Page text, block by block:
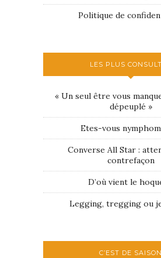
Politique de
LES PLUS
« Un seul être vous
dépeuplé »
Etes-vous
Converse All Star :
contrefaçon
D’où vient le
Legging, tregging ou
C’EST DE SAISON